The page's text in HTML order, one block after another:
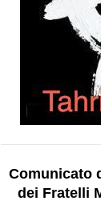
Comunicato
dei Fratelli